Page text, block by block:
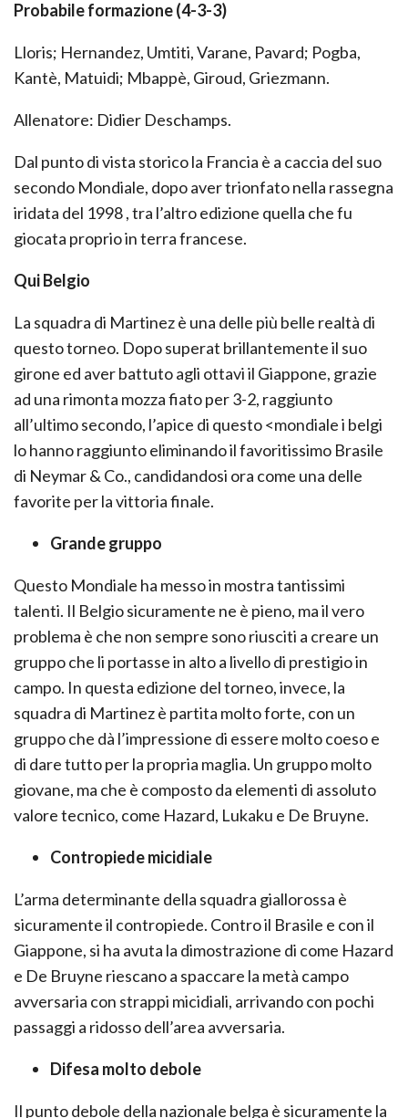
Probabile formazione (4-3-3)
Lloris; Hernandez, Umtiti, Varane, Pavard; Pogba,
Kantè, Matuidi; Mbappè, Giroud, Griezmann.
Allenatore: Didier Deschamps.
Dal punto di vista storico la Francia è a caccia del suo
secondo Mondiale, dopo aver trionfato nella rassegna
iridata del 1998 , tra l’altro edizione quella che fu
giocata proprio in terra francese.
Qui Belgio
La squadra di Martinez è una delle più belle realtà di
questo torneo. Dopo superat brillantemente il suo
girone ed aver battuto agli ottavi il Giappone, grazie
ad una rimonta mozza fiato per 3-2, raggiunto
all’ultimo secondo, l’apice di questo <mondiale i belgi
lo hanno raggiunto eliminando il favoritissimo Brasile
di Neymar & Co., candidandosi ora come una delle
favorite per la vittoria finale.
Grande gruppo
Questo Mondiale ha messo in mostra tantissimi
talenti. Il Belgio sicuramente ne è pieno, ma il vero
problema è che non sempre sono riusciti a creare un
gruppo che li portasse in alto a livello di prestigio in
campo. In questa edizione del torneo, invece, la
squadra di Martinez è partita molto forte, con un
gruppo che dà l’impressione di essere molto coeso e
di dare tutto per la propria maglia. Un gruppo molto
giovane, ma che è composto da elementi di assoluto
valore tecnico, come Hazard, Lukaku e De Bruyne.
Contropiede micidiale
L’arma determinante della squadra giallorossa è
sicuramente il contropiede. Contro il Brasile e con il
Giappone, si ha avuta la dimostrazione di come Hazard
e De Bruyne riescano a spaccare la metà campo
avversaria con strappi micidiali, arrivando con pochi
passaggi a ridosso dell’area avversaria.
Difesa molto debole
Il punto debole della nazionale belga è sicuramente la